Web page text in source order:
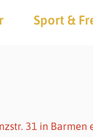
Sport &
31 in Barmen